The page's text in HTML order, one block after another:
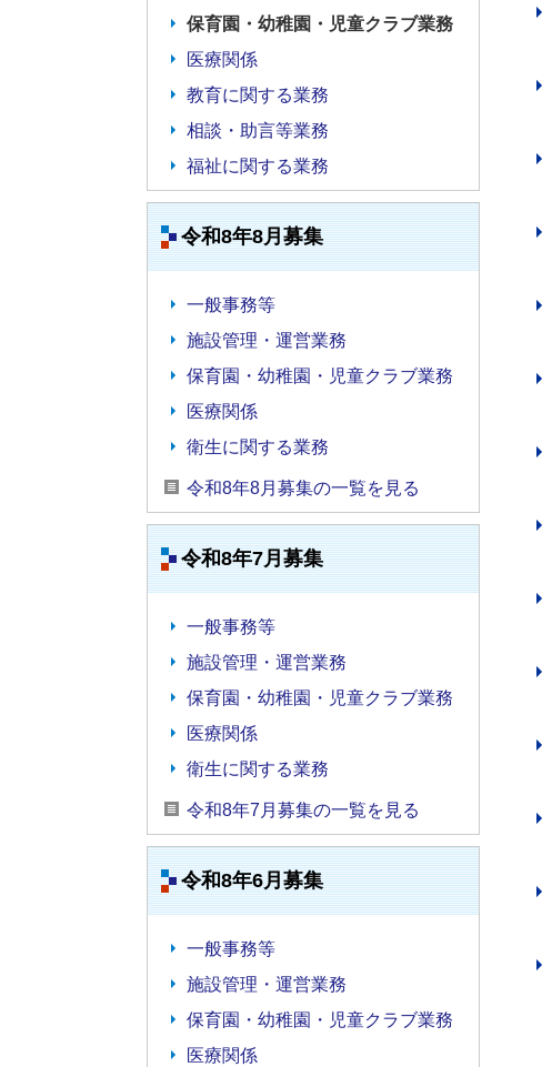
保育園・幼稚園・児童クラブ業務
医療関係
教育に関する業務
相談・助言等業務
福祉に関する業務
令和8年8月募集
一般事務等
施設管理・運営業務
保育園・幼稚園・児童クラブ業務
医療関係
衛生に関する業務
令和8年8月募集の一覧を見る
令和8年7月募集
一般事務等
施設管理・運営業務
保育園・幼稚園・児童クラブ業務
医療関係
衛生に関する業務
令和8年7月募集の一覧を見る
令和8年6月募集
一般事務等
施設管理・運営業務
保育園・幼稚園・児童クラブ業務
医療関係